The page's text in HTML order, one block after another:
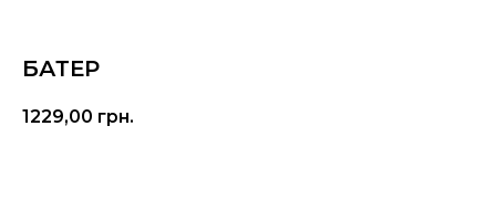
БАТЕР
1229,00 грн.